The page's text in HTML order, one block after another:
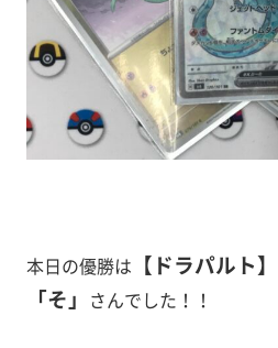
本日の優勝は 【ドラパルト】
「そ 」 さんでした！！